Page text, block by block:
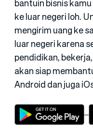
bantuin bisnis
ke luar negeri loh.
mengirim uang ke
luar negeri karena
pendidikan,
akan siap
Android dan juga